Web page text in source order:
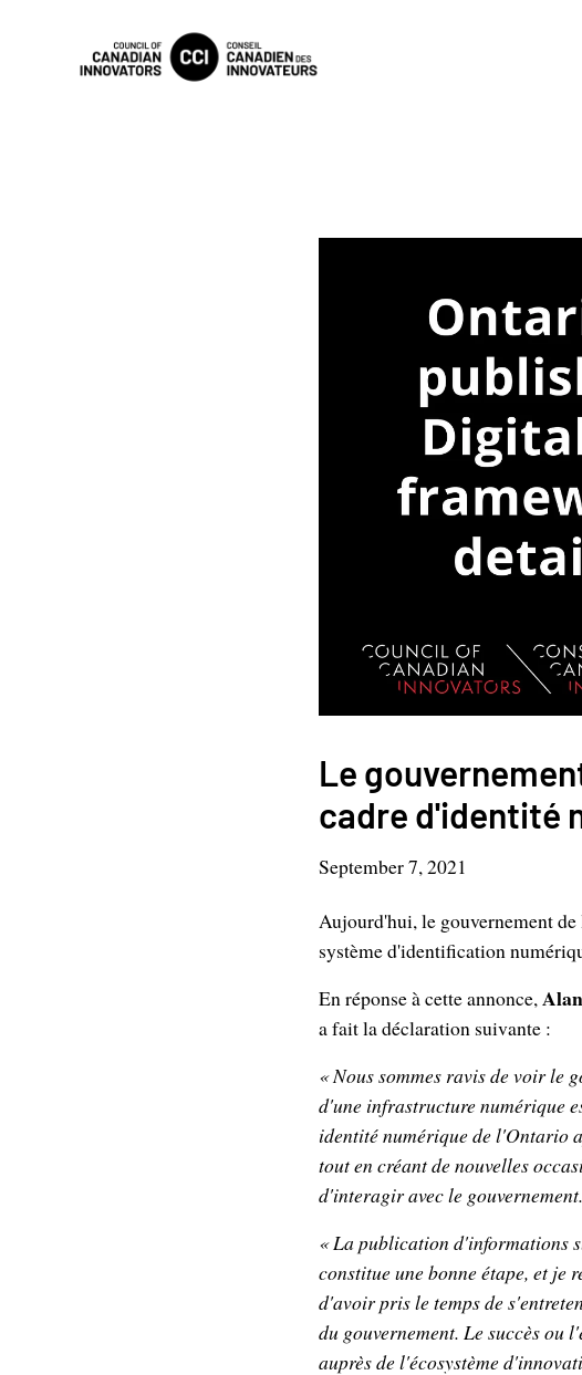
Le
cadre d'identité
September 7, 2021
Aujourd'hui, le gouvernement
système d'identification
En réponse à cette annonce,
a fait la déclaration suivante :
« Nous sommes ravis de voir le
d'une infrastructure numérique
identité numérique de l'Ontario
tout en créant de nouvelles
d'interagir avec le gouvernement.
« La publication d'informations
constitue une bonne étape, et je
d'avoir pris le temps de
du gouvernement. Le succès ou
auprès de l'écosystème